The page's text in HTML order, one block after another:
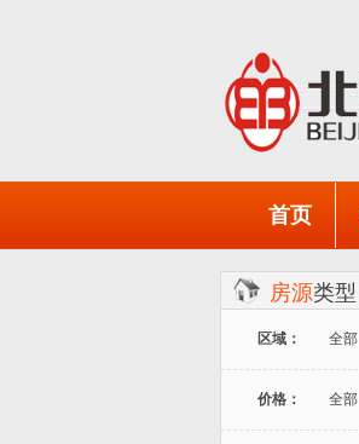
首页
房源类型
区域： 全部
价格： 全部